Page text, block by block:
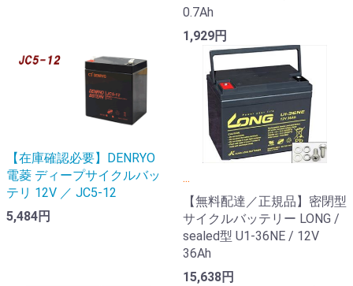
0.7Ah
1,929円
【在庫確認必要】DENRYO
電菱 ディープサイクルバッ
テリ 12V ／ JC5-12
5,484円
...
【無料配達／正規品】密閉型
サイクルバッテリー LONG /
sealed型 U1-36NE / 12V
36Ah
15,638円